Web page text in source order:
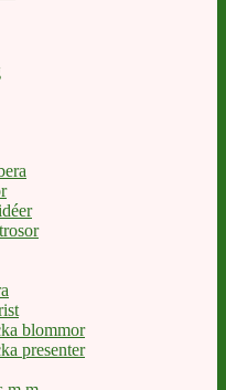
blommor
presenter